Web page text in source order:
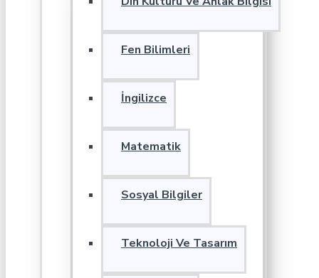
Fen Bilimleri
İngilizce
Matematik
Sosyal Bilgiler
Teknoloji Ve Tasarım